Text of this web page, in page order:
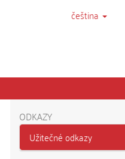
čeština
ODKAZY
Užitečné odkazy